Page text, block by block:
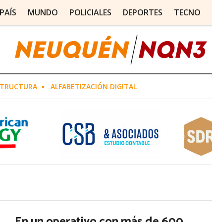
PAÍS MUNDO POLICIALES DEPORTES TECNO
ALFABETIZACIÓN DIGITAL